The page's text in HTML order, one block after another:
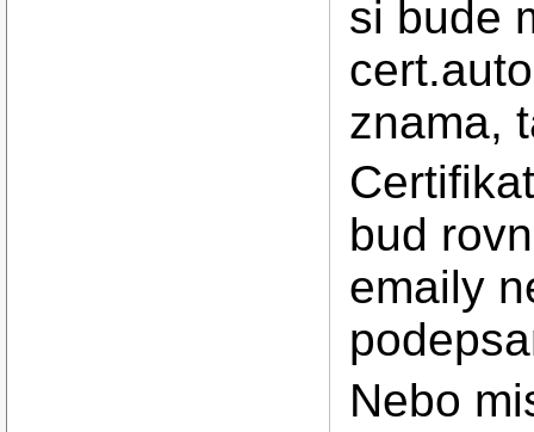
si bude
znama,
bud
emaily
Nebo